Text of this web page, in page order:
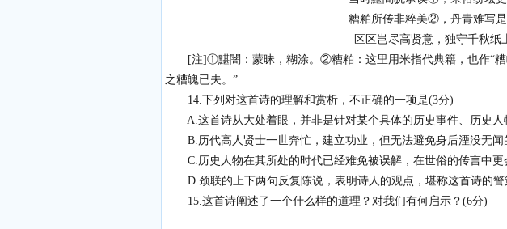
糟粕所传非粹美②，丹青难写是
区区岂尽高贤意，独守千秋纸
[注]①黮闇：蒙昧，糊涂。②糟粕：这里用米指代典籍，也作“糟
之糟魄已夫。”
14.下列对这首诗的理解和赏析，不正确的一项是(3分)
A.这首诗从大处着眼，并非是针对某个具体的历史事件、历史人
B.历代高人贤士一世奔忙，建立功业，但无法避免身后湮没无闻
C.历史人物在其所处的时代已经难免被误解，在世俗的传言中更
D.颈联的上下两句反复陈说，表明诗人的观点，堪称这首诗的警
15.这首诗阐述了一个什么样的道理？对我们有何启示？(6分)